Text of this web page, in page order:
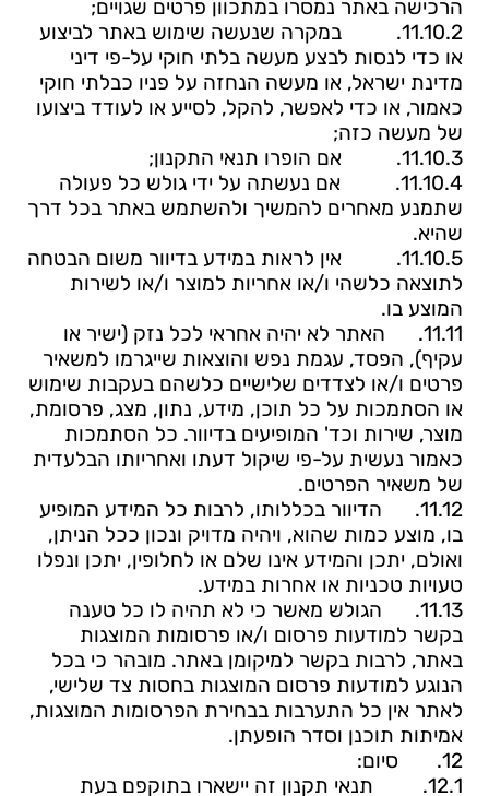
הרכישה באתר נמסרו במתכוון פרטים שגויים;
11.10.2.
במקרה שנעשה שימוש באתר לביצוע
או כדי לנסות לבצע מעשה בלתי חוקי על-פי דיני
מדינת ישראל, או מעשה הנחזה על פניו כבלתי חוקי
כאמור, או כדי לאפשר, להקל, לסייע או לעודד ביצועו
של מעשה כזה;
11.10.3.
אם הופרו תנאי התקנון;
11.10.4.
אם נעשתה על ידי גולש כל פעולה
שתמנע מאחרים להמשיך ולהשתמש באתר בכל דרך
שהיא.
11.10.5.
אין לראות במידע בדיוור משום הבטחה
לתוצאה כלשהי ו/או אחריות למוצר ו/או לשירות
המוצע בו.
11.11.
האתר לא יהיה אחראי לכל נזק (ישיר או
עקיף), הפסד, עגמת נפש והוצאות שייגרמו למשאיר
פרטים ו/או לצדדים שלישיים כלשהם בעקבות שימוש
או הסתמכות על כל תוכן, מידע, נתון, מצג, פרסומת,
מוצר, שירות וכד' המופיעים בדיוור. כל הסתמכות
כאמור נעשית על-פי שיקול דעתו ואחריותו הבלעדית
של משאיר הפרטים.
11.12.
הדיוור בכללותו, לרבות כל המידע המופיע
בו, מוצע כמות שהוא, ויהיה מדויק ונכון ככל הניתן,
ואולם, יתכן והמידע אינו שלם או לחלופין, יתכן ונפלו
טעויות טכניות או אחרות במידע.
11.13.
הגולש מאשר כי לא תהיה לו כל טענה
בקשר למודעות פרסום ו/או פרסומות המוצגות
באתר, לרבות בקשר למיקומן באתר. מובהר כי בכל
הנוגע למודעות פרסום המוצגות בחסות צד שלישי,
לאתר אין כל התערבות בבחירת הפרסומות המוצגות,
אמיתות תוכנן וסדר הופעתן.
12.
סיום:
12.1.
תנאי תקנון זה יישארו בתוקפם בעת